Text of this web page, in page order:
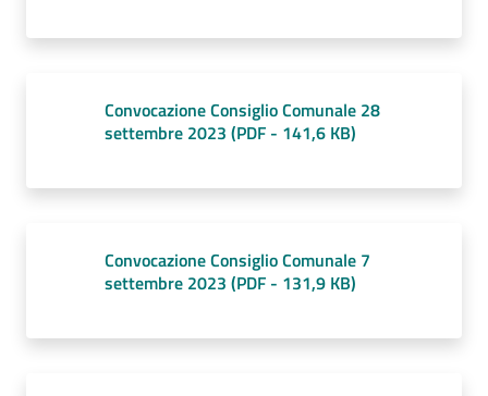
Convocazione Consiglio Comunale 28
settembre 2023 (PDF - 141,6 KB)
Convocazione Consiglio Comunale 7
settembre 2023 (PDF - 131,9 KB)